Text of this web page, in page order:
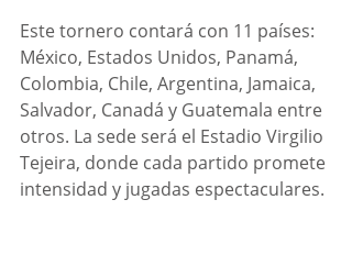
Este tornero contará con 11 países:
México, Estados Unidos, Panamá,
Colombia, Chile, Argentina, Jamaica,
Salvador, Canadá y Guatemala entre
otros. La sede será el Estadio Virgilio
Tejeira, donde cada partido promete
intensidad y jugadas espectaculares.